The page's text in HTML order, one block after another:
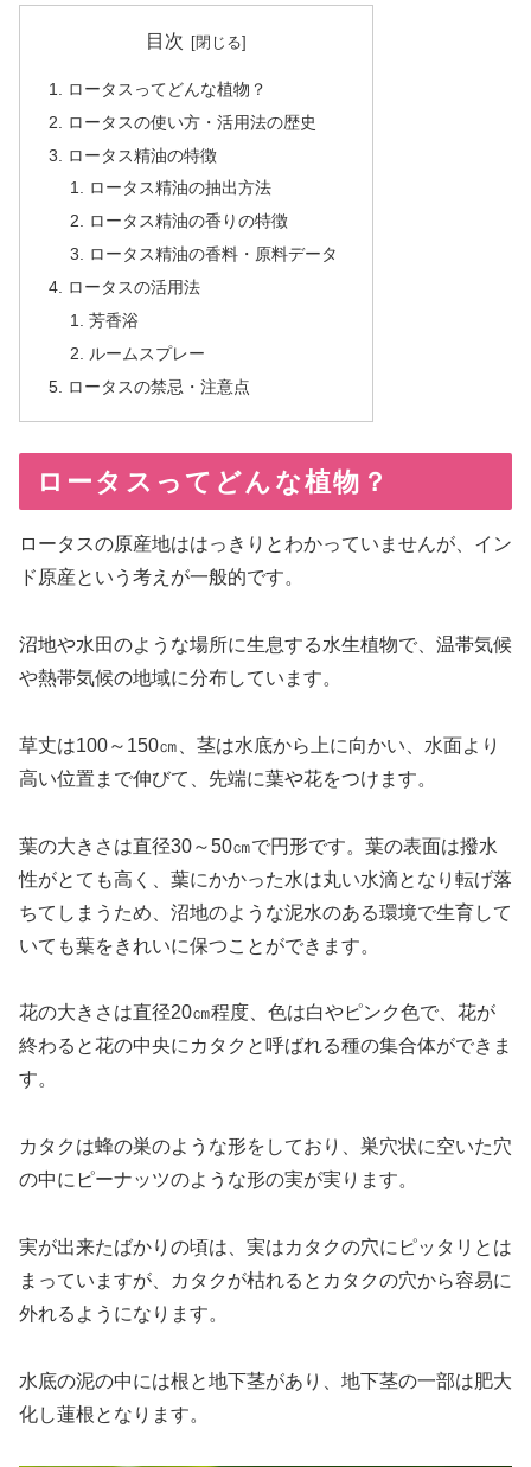
目次
ロータスってどんな植物？
ロータスの使い方・活用法の歴史
ロータス精油の特徴
ロータス精油の抽出方法
ロータス精油の香りの特徴
ロータス精油の香料・原料データ
ロータスの活用法
芳香浴
ルームスプレー
ロータスの禁忌・注意点
ロータスってどんな植物？
ロータスの原産地ははっきりとわかっていませんが、イン
ド原産という考えが一般的です。
沼地や水田のような場所に生息する水生植物で、温帯気候
や熱帯気候の地域に分布しています。
草丈は100～150㎝、茎は水底から上に向かい、水面より
高い位置まで伸びて、先端に葉や花をつけます。
葉の大きさは直径30～50㎝で円形です。葉の表面は撥水
性がとても高く、葉にかかった水は丸い水滴となり転げ落
ちてしまうため、沼地のような泥水のある環境で生育して
いても葉をきれいに保つことができます。
花の大きさは直径20㎝程度、色は白やピンク色で、花が
終わると花の中央にカタクと呼ばれる種の集合体ができま
す。
カタクは蜂の巣のような形をしており、巣穴状に空いた穴
の中にピーナッツのような形の実が実ります。
実が出来たばかりの頃は、実はカタクの穴にピッタリとは
まっていますが、カタクが枯れるとカタクの穴から容易に
外れるようになります。
水底の泥の中には根と地下茎があり、地下茎の一部は肥大
化し蓮根となります。